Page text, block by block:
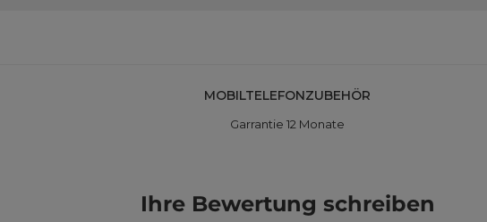
MOBILTELEFONZUBEHÖR
Garrantie 12 Monate
Ihre Bewertung schreiben